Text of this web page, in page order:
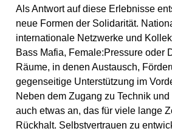
Als Antwort auf diese Erlebnisse
neue Formen der Solidarität.
internationale Netzwerke und
Bass Mafia, Female:Pressure oder
Räume, in denen Austausch,
gegenseitige Unterstützung im
Neben dem Zugang zu Technik
auch etwas an, das für viele lange
Rückhalt. Selbstvertrauen zu